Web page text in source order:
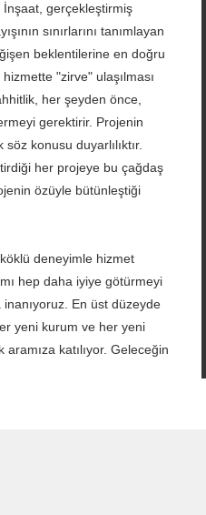
gerçekleştirmiş
sınırlarını tanımlayan
beklentilerine en doğru
"zirve" ulaşılması
her şeyden önce,
gerektirir. Projenin
konusu duyarlılıktır.
her projeye bu çağdaş
özüyle bütünleştiği
deneyimle hizmet
hep daha iyiye götürmeyi
En üst düzeyde
yeni kurum ve her yeni
katılıyor. Geleceğin